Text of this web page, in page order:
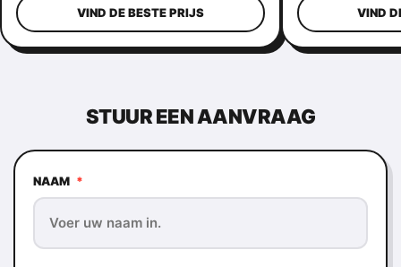
VIND DE BESTE PRIJS VIND
STUUR EEN AANVRAAG
NAAM *